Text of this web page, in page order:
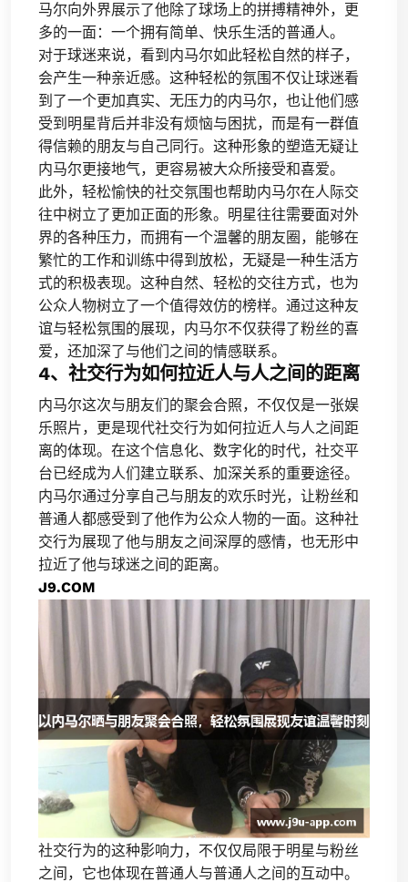
马尔向外界展示了他除了球场上的拼搏精神外，更
多的一面：一个拥有简单、快乐生活的普通人。
对于球迷来说，看到内马尔如此轻松自然的样子，
会产生一种亲近感。这种轻松的氛围不仅让球迷看
到了一个更加真实、无压力的内马尔，也让他们感
受到明星背后并非没有烦恼与困扰，而是有一群值
得信赖的朋友与自己同行。这种形象的塑造无疑让
内马尔更接地气，更容易被大众所接受和喜爱。
此外，轻松愉快的社交氛围也帮助内马尔在人际交
往中树立了更加正面的形象。明星往往需要面对外
界的各种压力，而拥有一个温馨的朋友圈，能够在
繁忙的工作和训练中得到放松，无疑是一种生活方
式的积极表现。这种自然、轻松的交往方式，也为
公众人物树立了一个值得效仿的榜样。通过这种友
谊与轻松氛围的展现，内马尔不仅获得了粉丝的喜
爱，还加深了与他们之间的情感联系。
4、社交行为如何拉近人与人之间的距离
内马尔这次与朋友们的聚会合照，不仅仅是一张娱
乐照片，更是现代社交行为如何拉近人与人之间距
离的体现。在这个信息化、数字化的时代，社交平
台已经成为人们建立联系、加深关系的重要途径。
内马尔通过分享自己与朋友的欢乐时光，让粉丝和
普通人都感受到了他作为公众人物的一面。这种社
交行为展现了他与朋友之间深厚的感情，也无形中
拉近了他与球迷之间的距离。
J9.COM
社交行为的这种影响力，不仅仅局限于明星与粉丝
之间，它也体现在普通人与普通人之间的互动中。